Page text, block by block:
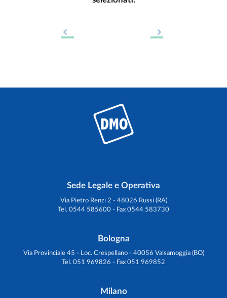
Sede Legale e Operativa
Via Pietro Renzi 2 - 48026 Russi (RA)
Tel. 0544 585600 - Fax 0544 583730
Bologna
Via Provinciale 45 - Loc. Crespellano - 40056 Valsamoggia (BO)
Tel. 051 969826 - Fax 051 969852
Milano